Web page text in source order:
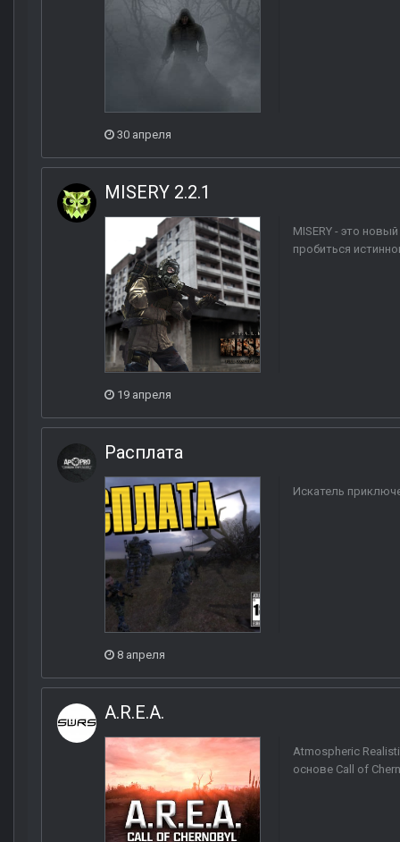
30 апреля
MISERY 2.2.1
MISERY - это
пробиться
19 апреля
Расплата
Искатель
8 апреля
A.R.E.A.
Atmospheric
основе Call of